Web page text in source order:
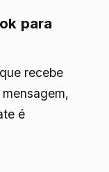
para
recebe
é